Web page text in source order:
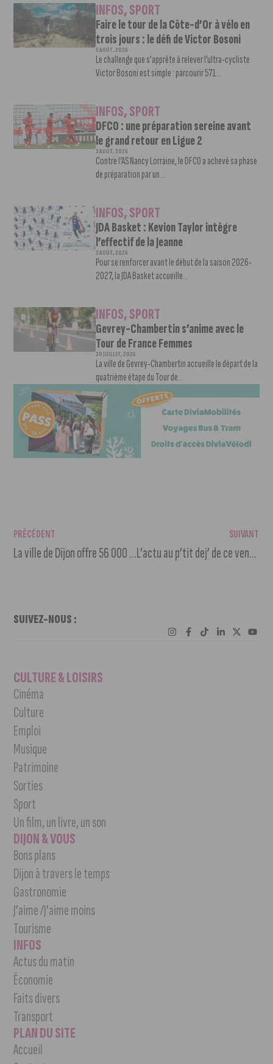
INFOS,SPORT
Faire le tour de la Côte-d’Or à vélo en
trois jours : le défi de Victor Bosoni
5 AOÛT, 2026
Le challenge que s’apprête à relever l’ultra-cycliste
Victor Bosoni est simple : parcourir 571...
INFOS,SPORT
DFCO : une préparation sereine avant
le grand retour en Ligue 2
3 AOÛT, 2026
Contre l’AS Nancy Lorraine, le DFCO a achevé sa phase
de préparation par un...
INFOS,SPORT
JDA Basket : Kevion Taylor intègre
l’effectif de la Jeanne
3 AOÛT, 2026
Pour se renforcer avant le début de la saison 2026-
2027, la JDA Basket accueille...
INFOS,SPORT
Gevrey-Chambertin s’anime avec le
Tour de France Femmes
30 JUILLET, 2026
La ville de Gevrey-Chambertin accueille le départ de la
quatrième étape du Tour de...
PRÉCÉDENT
La ville de Dijon offre 56 000 protections hygiéniques
SUIVANT
L’actu au p’tit dej’ de ce vendredi 26 février 2021
SUIVEZ-NOUS :
CULTURE & LOISIRS
Cinéma
Culture
Emploi
Musique
Patrimoine
Sorties
Sport
Un film, un livre, un son
DIJON & VOUS
Bons plans
Dijon à travers le temps
Gastronomie
J’aime /J’aime moins
Tourisme
INFOS
Actus du matin
Économie
Faits divers
Transport
PLAN DU SITE
Accueil